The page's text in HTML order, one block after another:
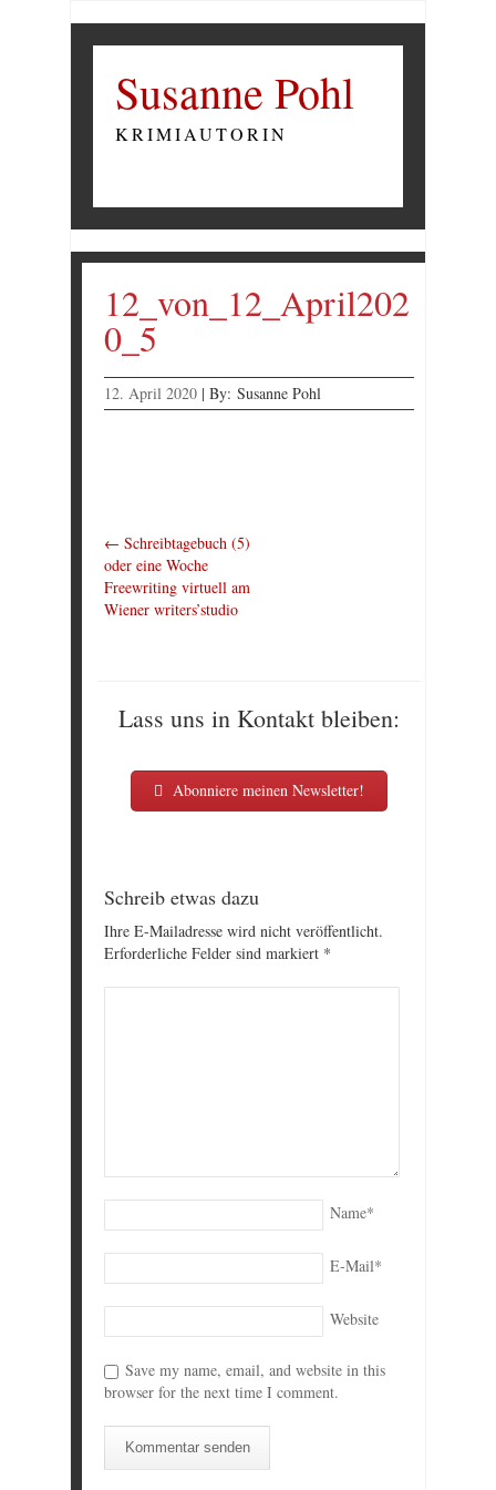
Susanne Pohl
KRIMIAUTORIN
12_von_12_April202
0_5
12. April 2020 | By: Susanne Pohl
← Schreibtagebuch (5)
oder eine Woche
Freewriting virtuell am
Wiener writers’studio
Lass uns in Kontakt bleiben:
Abonniere meinen Newsletter!
Schreib etwas dazu
Ihre E-Mailadresse wird nicht veröffentlicht.
Erforderliche Felder sind markiert *
Name*
E-Mail*
Website
Save my name, email, and website in this
browser for the next time I comment.